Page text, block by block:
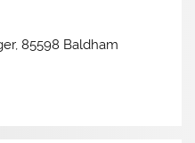
85598 Baldham